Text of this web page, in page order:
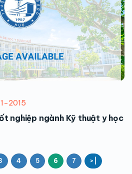
2015
nghiệp ngành Kỹ thuật y học
4 5 6 7 >|